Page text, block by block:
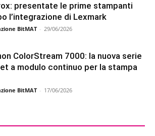
presentate le prime stampanti
l’integrazione di Lexmark
BitMAT - 29/06/2026
ColorStream 7000: la nuova serie
a modulo continuo per la stampa
BitMAT - 17/06/2026